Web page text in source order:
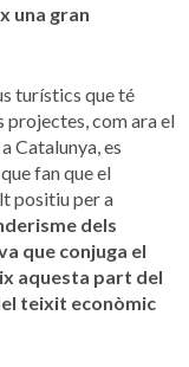
una gran
turístics que té
projectes, com ara el
Catalunya, es
fan que el
positiu per a
dels
que conjuga el
aquesta part del
teixit econòmic